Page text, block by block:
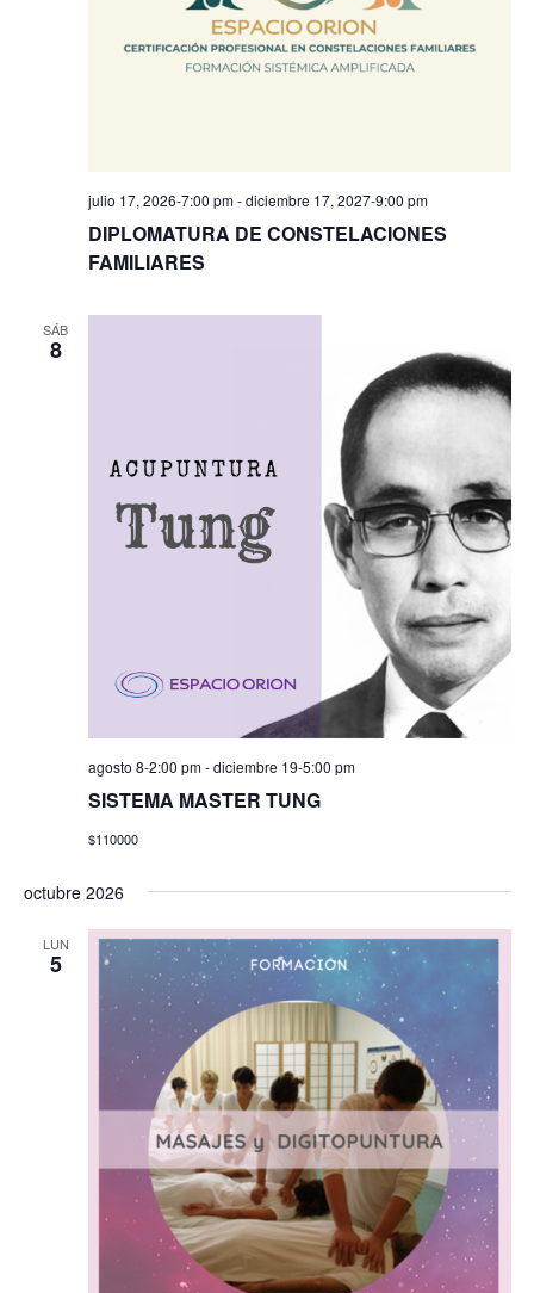
DIPLOMATURA DE CONSTELACIONES
FAMILIARES
julio 17, 2026-7:00 pm-diciembre 17, 2027-9:00 pm
SÁB
8
SISTEMA MASTER TUNG
agosto 8-2:00 pm-diciembre 19-5:00 pm
$110000
octubre 2026
LUN
5